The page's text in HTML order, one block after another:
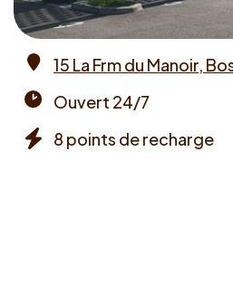
15 La Frm du Manoir,
times
Ouvert 24/7
8 points de recharge